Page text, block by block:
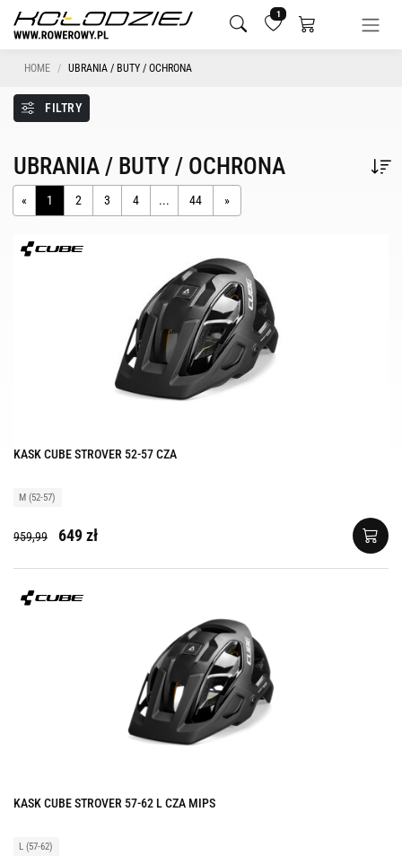
1
HOME UBRANIA / BUTY / OCHRONA
FILTRY
UBRANIA / BUTY / OCHRONA
« 1 2 3 4 ... 44 »
KASK CUBE STROVER 52-57 CZA
M (52-57)
959,99 649 zł
KASK CUBE STROVER 57-62 L CZA MIPS
L (57-62)